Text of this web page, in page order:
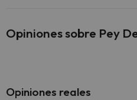
Opiniones sobre Pey
Opiniones reales